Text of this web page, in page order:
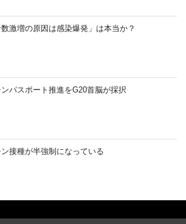
数激増の原因は感染爆発」は本当か？
パスポート推進をG20首脳が採択
接種が半強制になっている